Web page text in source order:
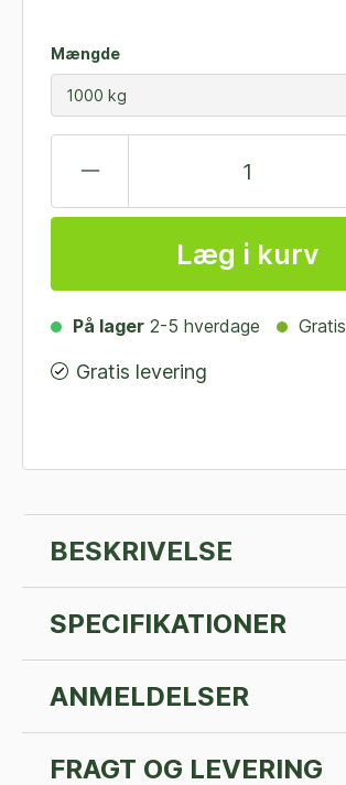
Mængde
Læg i kurv
På lager 2-5 hverdage
Gratis levering
BESKRIVELSE
SPECIFIKATIONER
ANMELDELSER
FRAGT OG LEVERING